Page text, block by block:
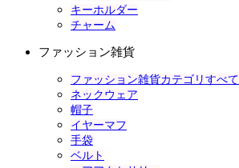
キーホルダー
チャーム
ファッション雑貨
ファッション雑貨カテゴリすべて
ネックウェア
帽子
イヤーマフ
手袋
ベルト